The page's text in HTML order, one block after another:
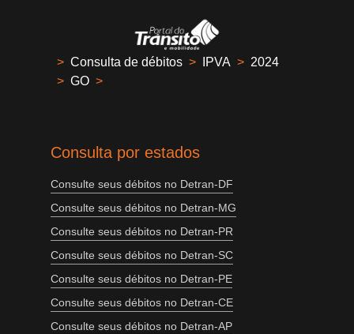
> Consulta de débitos > IPVA > 2024
> GO >
Consulta por estados
Consulte seus débitos no Detran-DF
Consulte seus débitos no Detran-MG
Consulte seus débitos no Detran-PR
Consulte seus débitos no Detran-SC
Consulte seus débitos no Detran-PE
Consulte seus débitos no Detran-CE
Consulte seus débitos no Detran-AP